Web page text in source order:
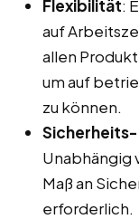
Flexibilität:
auf
allen
um auf
zu können.
Unabhängig
Maß an
erforderlich.